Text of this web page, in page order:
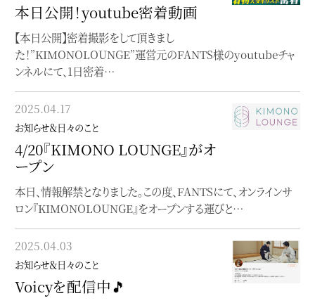
本日公開！youtube密着動画
【本日公開】密着撮影をして頂きまし
た！”KIMONOLOUNGE”運営元のFANTS様のyoutubeチャ
ンネルにて、1日密着…
2025.04.17
お知らせ＆日々のこと
4/20『KIMONO LOUNGE』がオ
ープン
本日、情報解禁となりました。この度、FANTSにて、オンラインサ
ロン『KIMONOLOUNGE』をオープンする運びと…
2025.04.03
お知らせ＆日々のこと
Voicyを配信中🎵
Instagramのご案内
最新情報はInstagramに掲載しています
2023.01.31
お知らせ＆日々のこと
ポートフォリオを移転
作品やお仕事のポートフォリオをfolioへ
2023.01.10
お知らせ＆日々のこと
note始めました
blogとは違った角度でnoteを書いています